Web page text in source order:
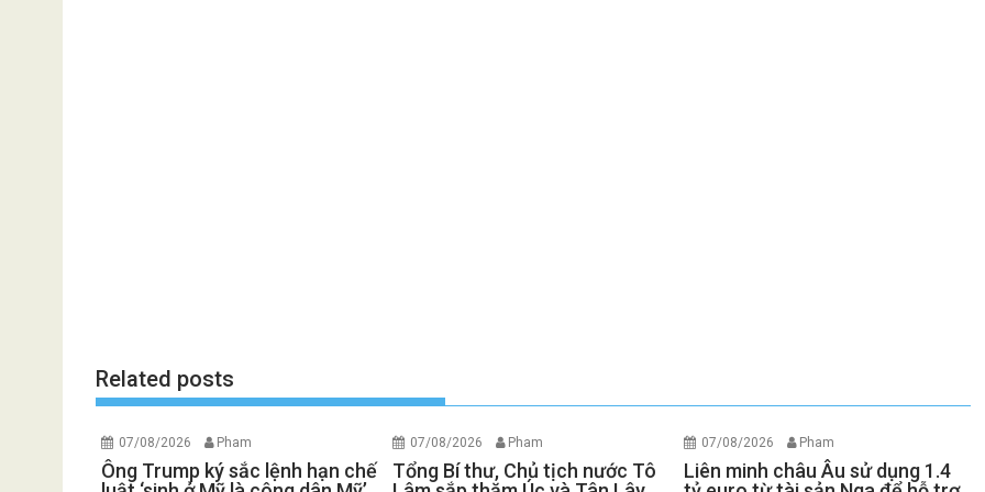
Related posts
07/08/2026 Pham
Ông Trump ký sắc lệnh hạn chế
07/08/2026 Pham
Tổng Bí thư, Chủ tịch nước Tô
07/08/2026 Pham
Liên minh châu Âu sử dụng 1.4